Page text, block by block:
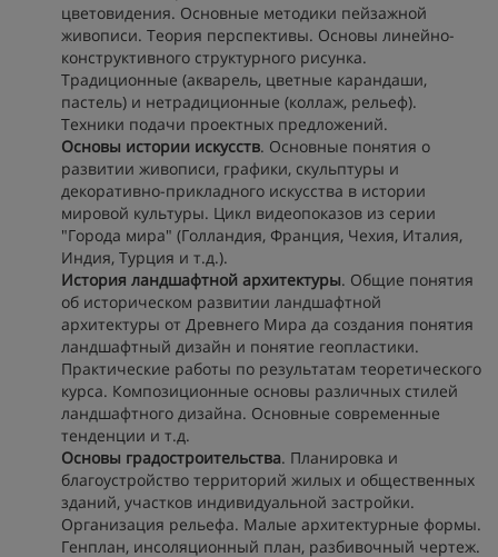
цветовидения. Основные методики пейзажной
живописи. Теория перспективы. Основы линейно-
конструктивного структурного рисунка.
Традиционные (акварель, цветные карандаши,
пастель) и нетрадиционные (коллаж, рельеф).
Техники подачи проектных предложений.
Основы истории искусств. Основные понятия о
развитии живописи, графики, скульптуры и
декоративно-прикладного искусства в истории
мировой культуры. Цикл видеопоказов из серии
"Города мира" (Голландия, Франция, Чехия, Италия,
Индия, Турция и т.д.).
История ландшафтной архитектуры. Общие понятия
об историческом развитии ландшафтной
архитектуры от Древнего Мира да создания понятия
ландшафтный дизайн и понятие геопластики.
Практические работы по результатам теоретического
курса. Композиционные основы различных стилей
ландшафтного дизайна. Основные современные
тенденции и т.д.
Основы градостроительства. Планировка и
благоустройство территорий жилых и общественных
зданий, участков индивидуальной застройки.
Организация рельефа. Малые архитектурные формы.
Генплан, инсоляционный план, разбивочный чертеж.